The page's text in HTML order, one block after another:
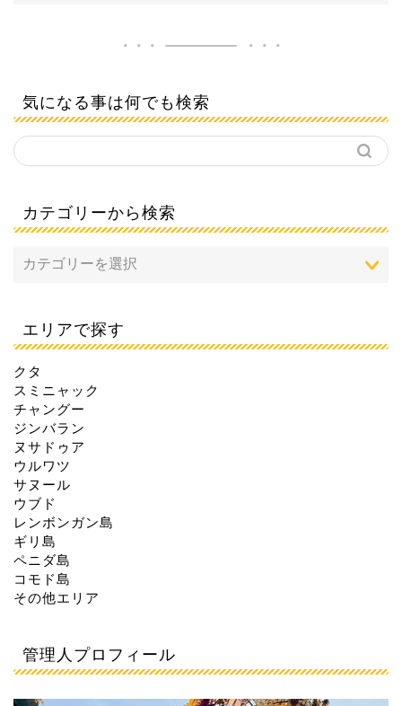
気になる事は何でも検索
カテゴリーから検索
エリアで探す
クタ
スミニャック
チャングー
ジンバラン
ヌサドゥア
ウルワツ
サヌール
ウブド
レンボンガン島
ギリ島
ペニダ島
コモド島
その他エリア
管理人プロフィール